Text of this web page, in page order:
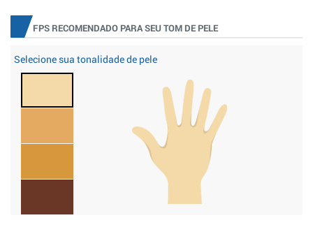
FPS RECOMENDADO PARA SEU TOM DE PELE
Selecione sua tonalidade de pele